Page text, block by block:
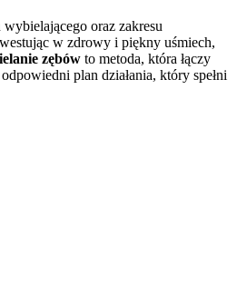
oraz zakresu
w zdrowy i piękny uśmiech,
zębów to metoda, która łączy
plan działania, który spełni